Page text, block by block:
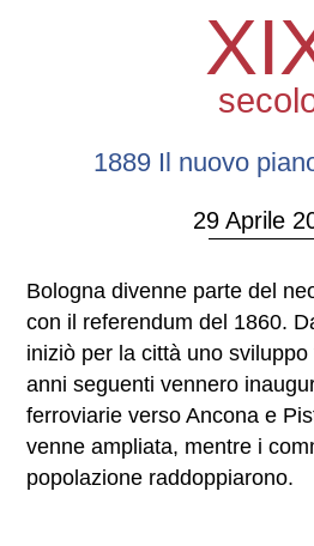
1889 Il nuovo
29 Aprile
Bologna divenne parte del
con il referendum del 1860.
iniziò per la città uno
anni seguenti vennero
ferroviarie verso Ancona e
venne ampliata, mentre i
popolazione raddoppiarono.